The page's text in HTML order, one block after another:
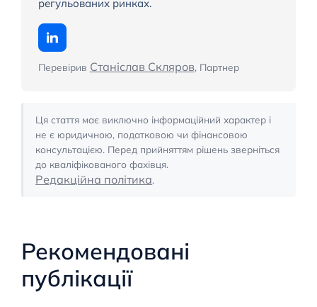
регульованих ринках.
Перевірив Станіслав Скляров, Партнер
Ця стаття має виключно інформаційний характер і
не є юридичною, податковою чи фінансовою
консультацією. Перед прийняттям рішень зверніться
до кваліфікованого фахівця.
Редакційна політика.
Рекомендовані
публікації